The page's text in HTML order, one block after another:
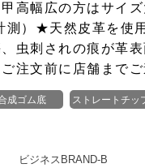
高幅広の方はサイ
測）★天然皮革を使
虫刺されの痕が革
注文前に店舗までご
成ゴム底 ストレートチッ
ビジネスBRAND-B